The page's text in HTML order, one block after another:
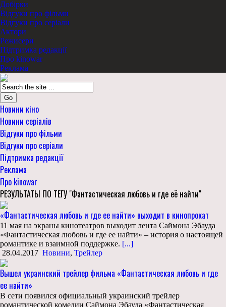
Добірки
Відгуки про фільми
Відгуки про серіали
Актори
Режисери
Підтримка редакції
Про kinowar
Реклама
Go
Новини кіно
Новини серіалів
Відгуки про фільми
Відгуки про серіали
Підтримка редакції
Реклама
Про kinowar
РЕЗУЛЬТАТЫ ПО ТЕГУ "Фантастическая любовь и где её найти"
«Фантастическая любовь и где ее найти» выходит в кинопрокат
11 мая на экраны кинотеатров выходит лента Саймона Эбауда
«Фантастическая любовь и где ее найти» – история о настоящей
романтике и взаимной поддержке. [...]
28.04.2017 Новини, Трейлер
Вышел украинский трейлер фильма «Фантастическая любовь и где
ее найти»
В сети появился официальный украинский трейлер
романтической комедии Саймона Эбауда «Фантастическая